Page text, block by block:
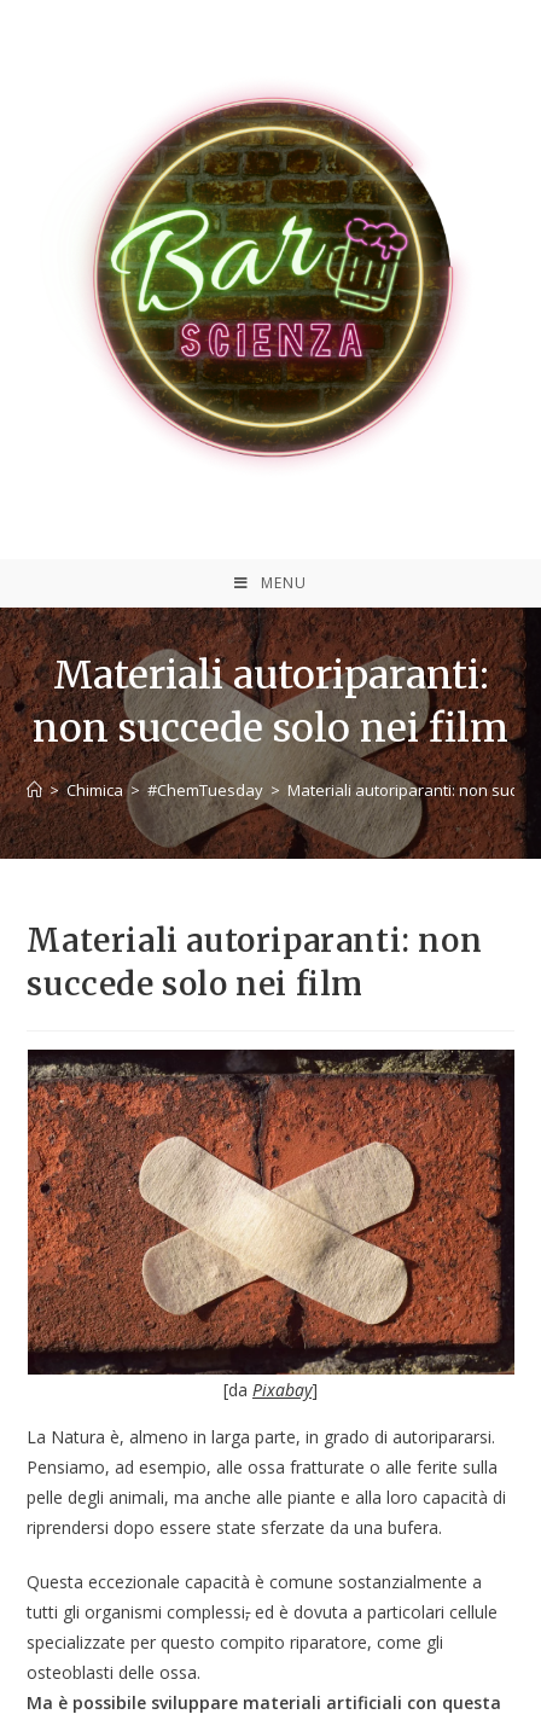
MENU
Materiali autoriparanti:
non succede solo nei film
> Chimica > #ChemTuesday > Materiali autoriparanti: non
Materiali autoriparanti: non
succede solo nei film
[da Pixabay]
La Natura è, almeno in larga parte, in grado di autoripararsi.
Pensiamo, ad esempio, alle ossa fratturate o alle ferite sulla
pelle degli animali, ma anche alle piante e alla loro capacità di
riprendersi dopo essere state sferzate da una bufera.
Questa eccezionale capacità è comune sostanzialmente a
tutti gli organismi complessi,ed è dovuta a particolari cellule
specializzate per questo compito riparatore, come gli
osteoblasti delle ossa.
Ma è possibile sviluppare materiali artificiali con questa